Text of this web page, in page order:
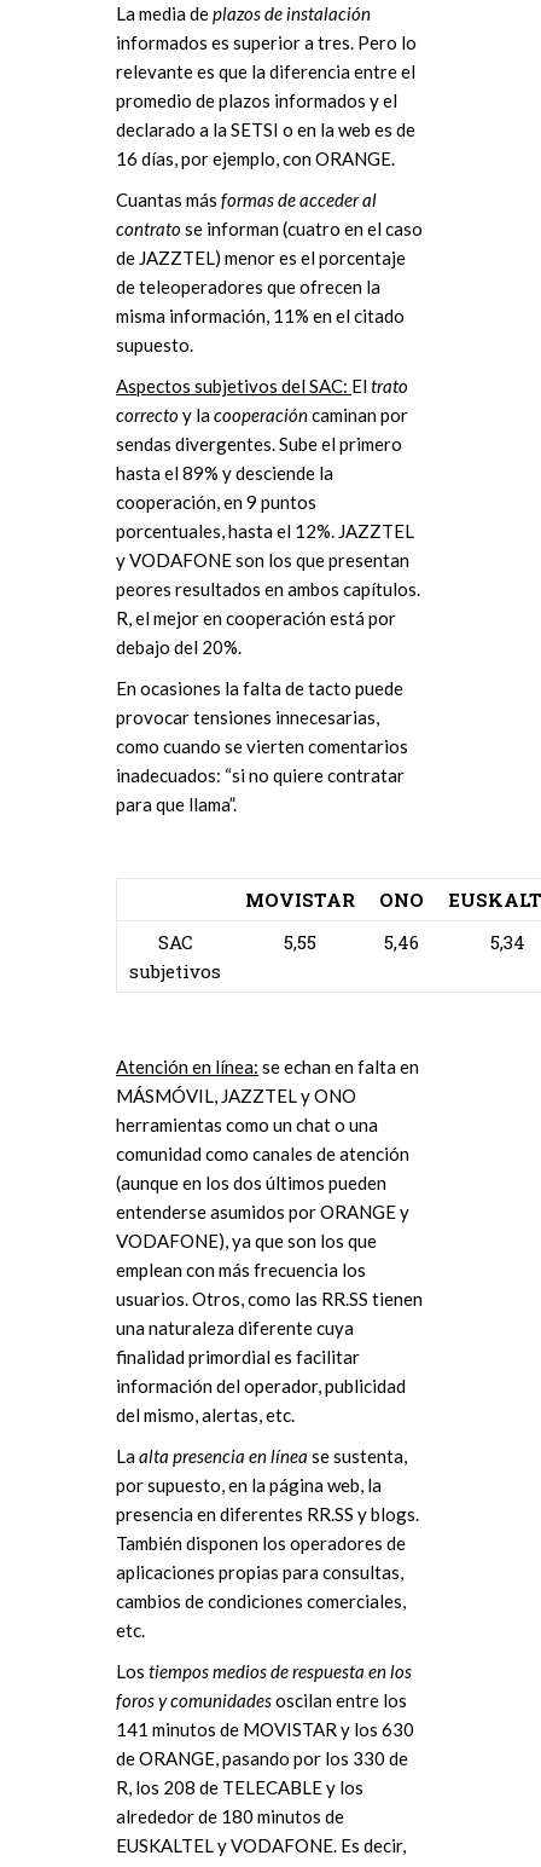
La media deplazos de instalación
informados es superior a tres. Pero lo
relevante es que la diferencia entre el
promedio de plazos informados y el
declarado a la SETSI o en la web es de
16 días, por ejemplo, con ORANGE.
Cuantas más formas de acceder al
contratose informan (cuatro en el caso
de JAZZTEL) menor es el porcentaje
de teleoperadores que ofrecen la
misma información, 11% en el citado
supuesto.
Aspectos subjetivos del SAC: Eltrato
correctoy lacooperacióncaminan por
sendas divergentes. Sube el primero
hasta el 89% y desciende la
cooperación, en 9 puntos
porcentuales, hasta el 12%. JAZZTEL
y VODAFONE son los que presentan
peores resultados en ambos capítulos.
R, el mejor en cooperación está por
debajo del 20%.
En ocasiones la falta de tacto puede
provocar tensiones innecesarias,
como cuando se vierten comentarios
inadecuados: “si no quiere contratar
para que llama”.
MOVISTAR ONO
SAC
subjetivos
5,55 5,46 5,34
Atención en línea: se echan en falta en
MÁSMÓVIL, JAZZTEL y ONO
herramientas como un chat o una
comunidad como canales de atención
(aunque en los dos últimos pueden
entenderse asumidos por ORANGE y
VODAFONE), ya que son los que
emplean con más frecuencia los
usuarios. Otros, como las RR.SS tienen
una naturaleza diferente cuya
finalidad primordial es facilitar
información del operador, publicidad
del mismo, alertas, etc.
Laalta presencia en línea se sustenta,
por supuesto, en la página web, la
presencia en diferentes RR.SS y blogs.
También disponen los operadores de
aplicaciones propias para consultas,
cambios de condiciones comerciales,
etc.
Los tiempos medios de respuesta en los
foros y comunidadesoscilan entre los
141 minutos de MOVISTAR y los 630
de ORANGE, pasando por los 330 de
R, los 208 de TELECABLE y los
alrededor de 180 minutos de
EUSKALTEL y VODAFONE. Es decir,